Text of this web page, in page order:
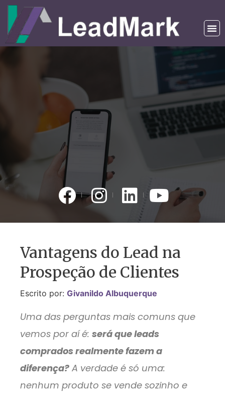
Vantagens do Lead na
Prospeção de Clientes
Escrito por: Givanildo Albuquerque
Uma das perguntas mais comuns que
vemos por aí é: será que leads
comprados realmente fazem a
diferença? A verdade é só uma:
nenhum produto se vende sozinho e